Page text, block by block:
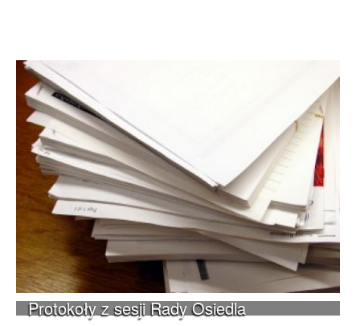
Protokoły z sesji Rady Osiedla